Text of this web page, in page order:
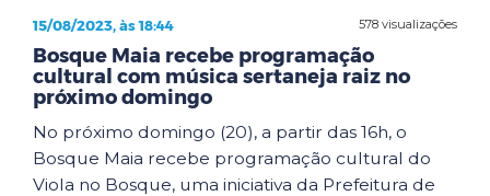
578 visualizações
15/08/2023, às 18:44
Bosque Maia recebe programação
cultural com música sertaneja raiz no
próximo domingo
No próximo domingo (20), a partir das 16h, o
Bosque Maia recebe programação cultural do
Viola no Bosque, uma iniciativa da Prefeitura de